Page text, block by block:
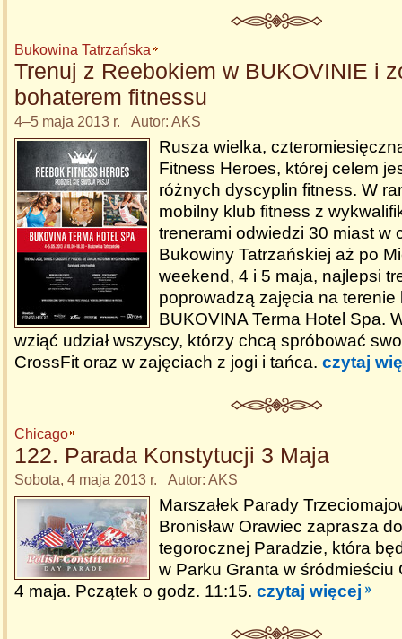
Bukowina Tatrzańska
Trenuj z Reebokiem w BUKOVINIE i
bohaterem fitnessu
4–5 maja 2013 r. Autor: AKS
Rusza wielka,
Fitness Heroes, której celem
różnych dyscyplin fitness. W
mobilny klub fitness z
trenerami odwiedzi 30 miast w
Bukowiny Tatrzańskiej aż po
weekend, 4 i 5 maja, najlepsi
poprowadzą zajęcia na terenie
BUKOVINA Terma Hotel Spa.
wziąć udział wszyscy, którzy chcą spróbować
CrossFit oraz w zajęciach z jogi i tańca. czytaj
Chicago
122. Parada Konstytucji 3 Maja
Sobota, 4 maja 2013 r. Autor: AKS
Marszałek Parady
Bronisław Orawiec zaprasza
tegorocznej Paradzie, która
w Parku Granta w śródmieściu
4 maja. Pczątek o godz. 11:15. czytaj więcej